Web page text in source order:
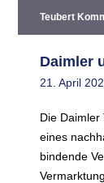
Teubert
Daimler
21. April
Die Daimler
eines
bindende